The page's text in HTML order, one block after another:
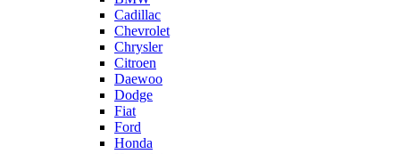
Cadillac
Chevrolet
Chrysler
Citroen
Daewoo
Dodge
Fiat
Ford
Honda